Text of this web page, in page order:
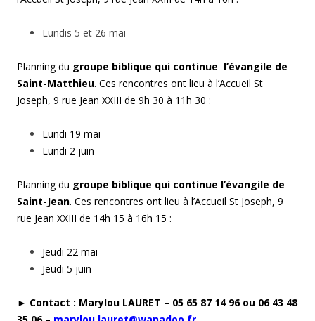
Lundis 5 et 26 mai
Planning du groupe biblique qui continue l’évangile de
Saint-Matthieu. Ces rencontres ont lieu à l’Accueil St
Joseph, 9 rue Jean XXIII de 9h 30 à 11h 30 :
Lundi 19 mai
Lundi 2 juin
Planning du groupe biblique qui continue l’évangile de
Saint-Jean. Ces rencontres ont lieu à l’Accueil St Joseph, 9
rue Jean XXIII de 14h 15 à 16h 15 :
Jeudi 22 mai
Jeudi 5 juin
► Contact : Marylou LAURET – 05 65 87 14 96 ou 06 43 48